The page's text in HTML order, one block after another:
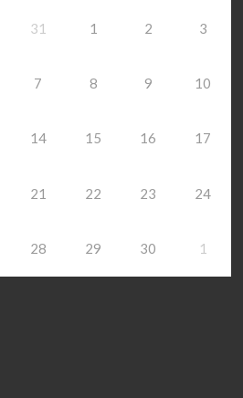
31 1 2 3
7 8 9 10
14 15 16 17
21 22 23 24
28 29 30 1